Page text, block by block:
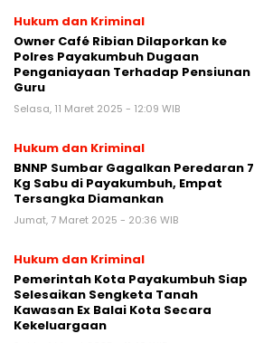
Hukum dan Kriminal
Owner Café Ribian Dilaporkan ke
Polres Payakumbuh Dugaan
Penganiayaan Terhadap Pensiunan
Guru
Selasa, 11 Maret 2025 - 12:09 WIB
Hukum dan Kriminal
BNNP Sumbar Gagalkan Peredaran 7
Kg Sabu di Payakumbuh, Empat
Tersangka Diamankan
Jumat, 7 Maret 2025 - 20:36 WIB
Hukum dan Kriminal
Pemerintah Kota Payakumbuh Siap
Selesaikan Sengketa Tanah
Kawasan Ex Balai Kota Secara
Kekeluargaan